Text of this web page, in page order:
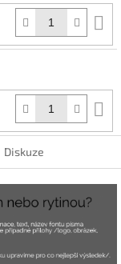
Diskuze